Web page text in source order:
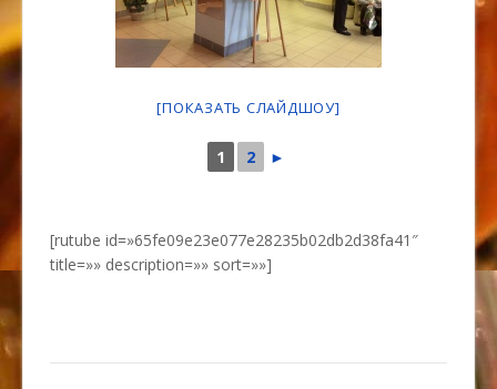
[ПОКАЗАТЬ СЛАЙДШОУ]
1 2 ►
[rutube id=»65fe09e23e077e28235b02db2d38fa41″
title=»» description=»» sort=»»]